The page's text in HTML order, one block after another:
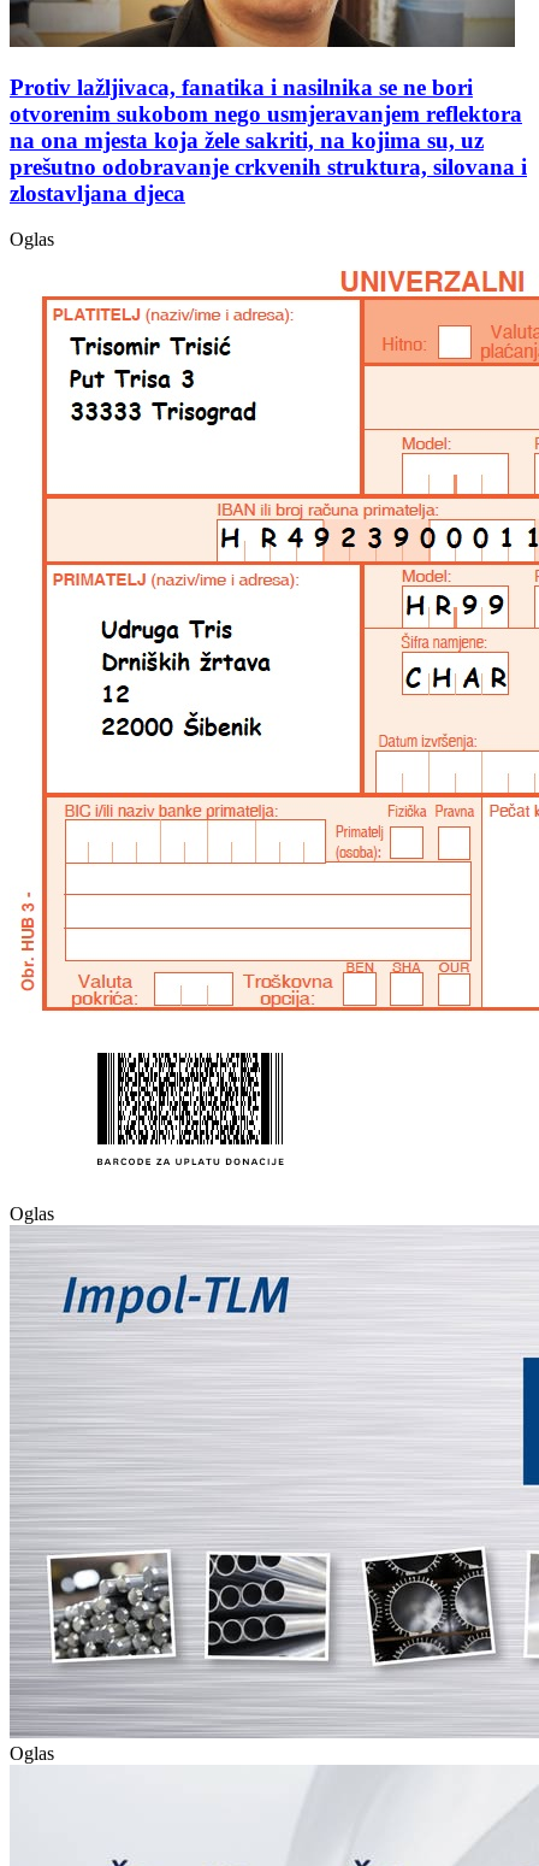
Protiv lažljivaca, fanatika i nasilnika se ne bori
otvorenim sukobom nego usmjeravanjem reflektora
na ona mjesta koja žele sakriti, na kojima su, uz
prešutno odobravanje crkvenih struktura, silovana i
zlostavljana djeca
Oglas
Oglas
Oglas